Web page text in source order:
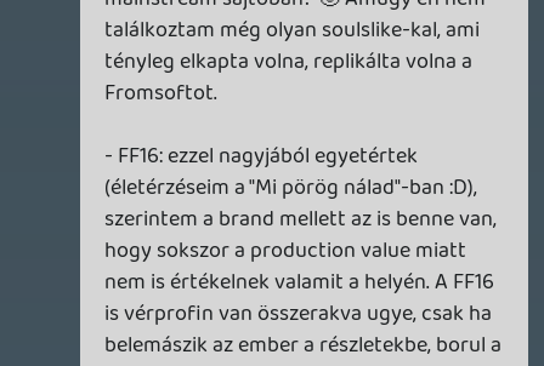
(Konnektor, Checkpoint, Otherside) sem
hagynám ki és itt sem.
Dont 2023.12.31 12:06:09
syabi01 2024.01.01 19:50:59 #1yykn
Az emberi nagyvonalúság hiánya a
probléma. Az, hogy pontpontpont és a
fikafej a végén. Az, hogy a kommentmező
elhitette az emberekkel, hogy számít a
véleményük. Az, hogy sokkal nehezebb
belenézni egy másik ember szemébe és
úgy lehúzni, ott van némi kockázat, hogy
egyből elküldenek a picsába, nem jó az... A